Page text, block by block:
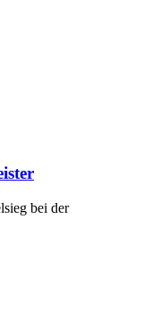
bei der